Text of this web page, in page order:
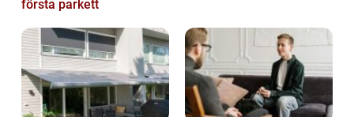
första parkett